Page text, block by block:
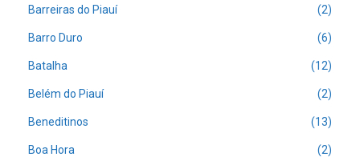
Barreiras do Piauí (2)
Barro Duro (6)
Batalha (12)
Belém do Piauí (2)
Beneditinos (13)
Boa Hora (2)